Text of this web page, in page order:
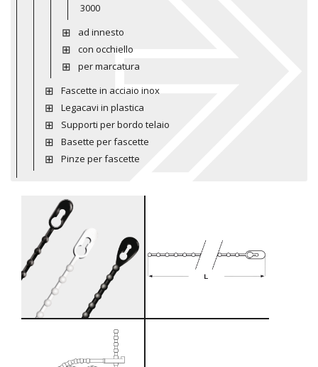
3000
ad innesto
con occhiello
per marcatura
Fascette in acciaio inox
Legacavi in plastica
Supporti per bordo telaio
Basette per fascette
Pinze per fascette